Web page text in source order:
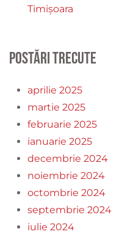
Timișoara
Postări trecute
aprilie 2025
martie 2025
februarie 2025
ianuarie 2025
decembrie 2024
noiembrie 2024
octombrie 2024
septembrie 2024
iulie 2024